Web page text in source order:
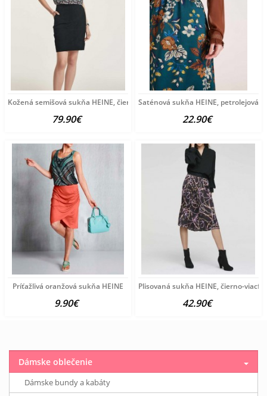
Kožená semišová sukňa HEINE, čierna
79.90€
Saténová sukňa HEINE, petrolejová
22.90€
Príťažlivá oranžová sukňa HEINE
9.90€
Plisovaná sukňa HEINE, čierno-
42.90€
Dámske oblečenie
Dámske bundy a kabáty